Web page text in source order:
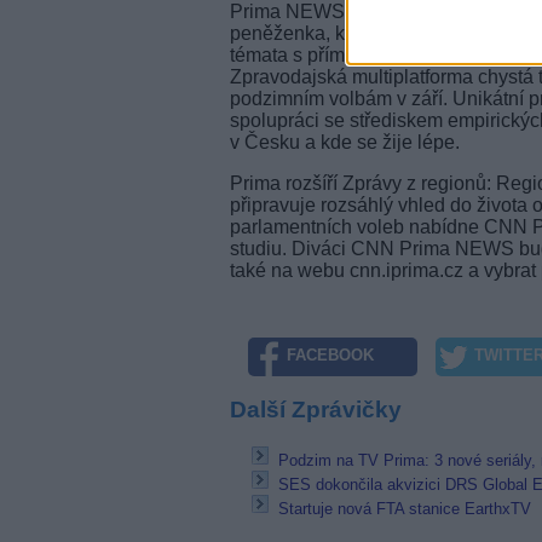
Prima NEWS: „S námi si lépe
peněženka, který se snaží jasnou a
témata s přímým vlivem na životy
Zpravodajská multiplatforma
podzimním volbám v září. Unikátní
spolupráci se střediskem
v Česku a kde se žije lépe.
Prima rozšíří Zprávy z regionů:
připravuje rozsáhlý vhled do života
parlamentních voleb nabídne CNN
studiu. Diváci CNN Prima NEWS
také na webu cnn.iprima.cz a
FACEBOOK
Další Zprávičky
Podzim na TV Prima: 3 nové
SES dokončila akvizici DRS Global
Startuje nová FTA stanice EarthxTV